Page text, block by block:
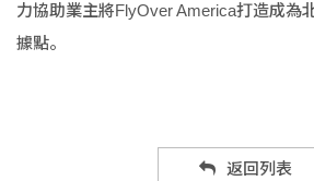
力協助業主將FlyOver America打造成為
據點。
返回列表